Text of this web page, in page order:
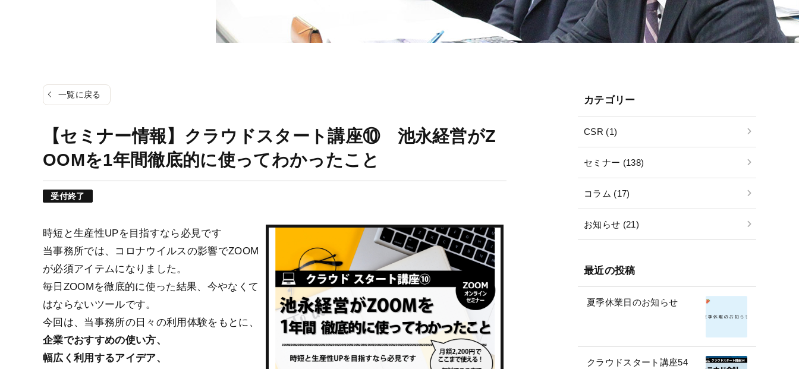
一覧に戻る
【セミナー情報】クラウドスタート講座⑩ 池永経営がZ
OOMを1年間徹底的に使ってわかったこと
受付終了
時短と生産性UPを目指すなら必見です
当事務所では、コロナウイルスの影響でZOOM
が必須アイテムになりました。
毎日ZOOMを徹底的に使った結果、今やなくて
はならないツールです。
今回は、当事務所の日々の利用体験をもとに、
企業でおすすめの使い方、
幅広く利用するアイデア、
カテゴリー
CSR (1)
セミナー (138)
コラム (17)
お知らせ (21)
最近の投稿
夏季休業日のお知らせ
クラウドスタート講座54